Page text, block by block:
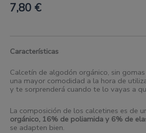
7,80 €
Características
Calcetín de algodón orgánico, sin
una mayor comodidad a la hora de
y te sorprenderá cuando te lo vayas a
La composición de los calcetines es de
orgánico, 16% de poliamida y 6% de
se adapten bien.